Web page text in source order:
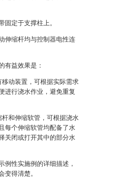
固定于支撑柱上。
伸缩杆均与控制器电性连
有益效果是：
移动装置，可根据实际需求
进行浇水作业，避免重复
杆和伸缩软管，可根据浇水
每个伸缩软管均配备了水
关闭或打开其中的部分水
例性实施例的详细描述，
变得清楚。